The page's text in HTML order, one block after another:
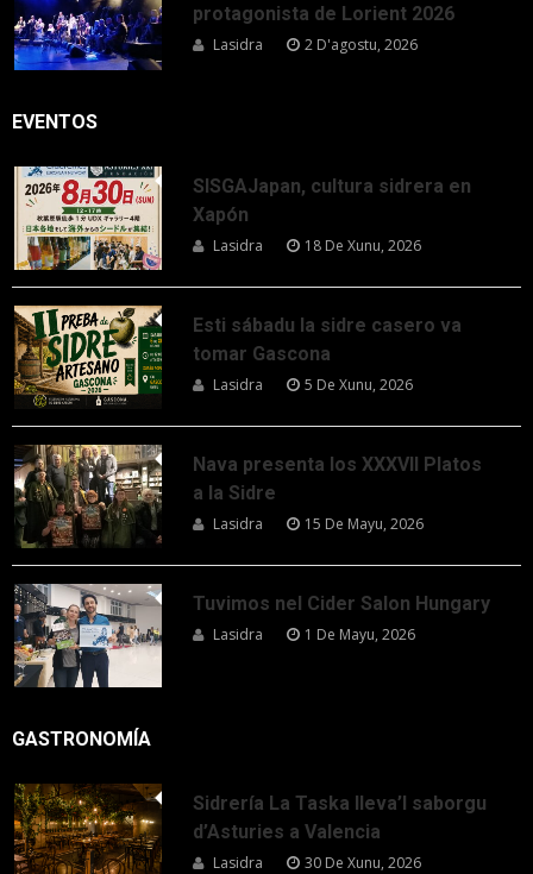
protagonista de Lorient 2026
Lasidra 2 D'agostu, 2026
EVENTOS
SISGAJapan, cultura sidrera en
Xapón
Lasidra 18 De Xunu, 2026
Esti sábadu la sidre casero va
tomar Gascona
Lasidra 5 De Xunu, 2026
Nava presenta los XXXVII Platos
a la Sidre
Lasidra 15 De Mayu, 2026
Tuvimos nel Cider Salon Hungary
Lasidra 1 De Mayu, 2026
GASTRONOMÍA
Sidrería La Taska lleva’l saborgu
d’Asturies a Valencia
Lasidra 30 De Xunu, 2026